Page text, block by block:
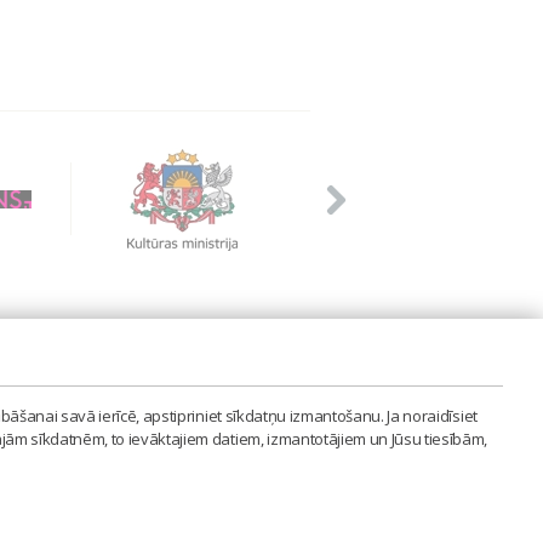
savā ierīcē, apstipriniet sīkdatņu izmantošanu. Ja noraidīsiet
sīkdatnēm, to ievāktajiem datiem, izmantotājiem un Jūsu tiesībām,